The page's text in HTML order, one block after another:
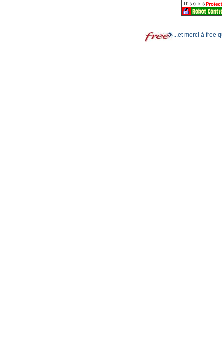
...et merci à free